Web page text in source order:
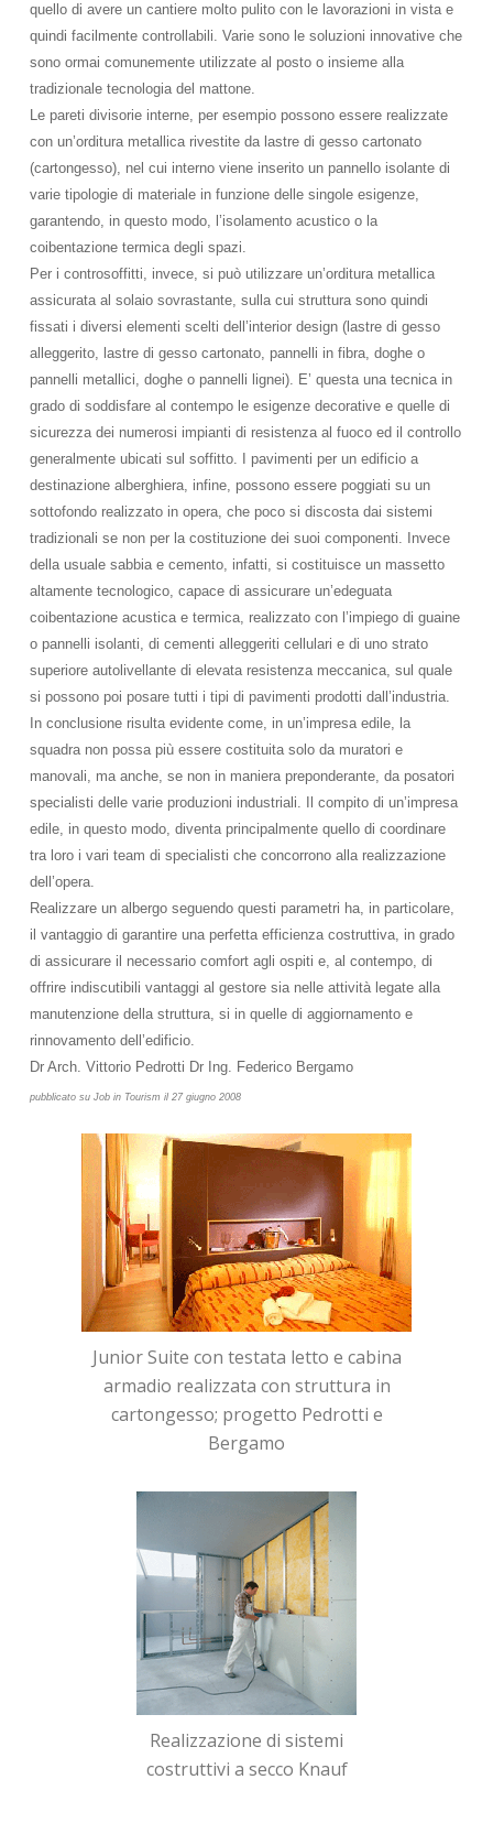
quello di avere un cantiere molto pulito con le lavorazioni in vista e
quindi facilmente controllabili. Varie sono le soluzioni innovative che
sono ormai comunemente utilizzate al posto o insieme alla
tradizionale tecnologia del mattone.
Le pareti divisorie interne, per esempio possono essere realizzate
con un’orditura metallica rivestite da lastre di gesso cartonato
(cartongesso), nel cui interno viene inserito un pannello isolante di
varie tipologie di materiale in funzione delle singole esigenze,
garantendo, in questo modo, l’isolamento acustico o la
coibentazione termica degli spazi.
Per i controsoffitti, invece, si può utilizzare un’orditura metallica
assicurata al solaio sovrastante, sulla cui struttura sono quindi
fissati i diversi elementi scelti dell’interior design (lastre di gesso
alleggerito, lastre di gesso cartonato, pannelli in fibra, doghe o
pannelli metallici, doghe o pannelli lignei). E’ questa una tecnica in
grado di soddisfare al contempo le esigenze decorative e quelle di
sicurezza dei numerosi impianti di resistenza al fuoco ed il controllo
generalmente ubicati sul soffitto. I pavimenti per un edificio a
destinazione alberghiera, infine, possono essere poggiati su un
sottofondo realizzato in opera, che poco si discosta dai sistemi
tradizionali se non per la costituzione dei suoi componenti. Invece
della usuale sabbia e cemento, infatti, si costituisce un massetto
altamente tecnologico, capace di assicurare un’edeguata
coibentazione acustica e termica, realizzato con l’impiego di guaine
o pannelli isolanti, di cementi alleggeriti cellulari e di uno strato
superiore autolivellante di elevata resistenza meccanica, sul quale
si possono poi posare tutti i tipi di pavimenti prodotti dall’industria.
In conclusione risulta evidente come, in un’impresa edile, la
squadra non possa più essere costituita solo da muratori e
manovali, ma anche, se non in maniera preponderante, da posatori
specialisti delle varie produzioni industriali. Il compito di un’impresa
edile, in questo modo, diventa principalmente quello di coordinare
tra loro i vari team di specialisti che concorrono alla realizzazione
dell’opera.
Realizzare un albergo seguendo questi parametri ha, in particolare,
il vantaggio di garantire una perfetta efficienza costruttiva, in grado
di assicurare il necessario comfort agli ospiti e, al contempo, di
offrire indiscutibili vantaggi al gestore sia nelle attività legate alla
manutenzione della struttura, si in quelle di aggiornamento e
rinnovamento dell’edificio.
Dr Arch. Vittorio Pedrotti Dr Ing. Federico Bergamo
pubblicato su Job in Tourism il 27 giugno 2008
Junior Suite con testata letto e cabina
armadio realizzata con struttura in
cartongesso; progetto Pedrotti e
Bergamo
Realizzazione di sistemi
costruttivi a secco Knauf